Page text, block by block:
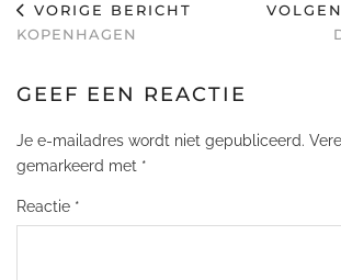
VORIGE BERICHT
KOPENHAGEN
GEEF EEN REACTIE
Je e-mailadres wordt niet gepubliceerd.
gemarkeerd met *
Reactie *